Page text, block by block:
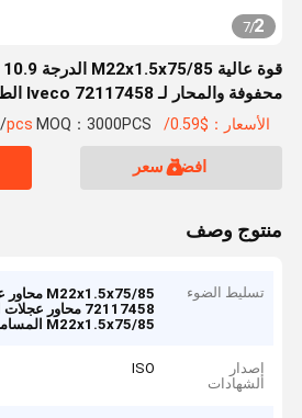
2
/
7
تخصيص
الأسعار：$0.59/pcs MOQ：3000PCS/حجم
افضل سعر
منتوج وصف
تسليط الضوء M22x1.5x75/85 محاور عجلات المحور
72117458 محاور عجلات المحور
M22x1.5x75/85 المسامير العجلة
إصدار
الشهادات
ISO